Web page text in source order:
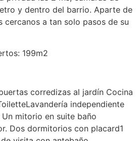
y dentro del barrio. Aparte de
cercanos a tan solo pasos de su
199m2
corredizas al jardín Cocina
independiente
mitorio en suite baño
Dos dormitorios con placard1